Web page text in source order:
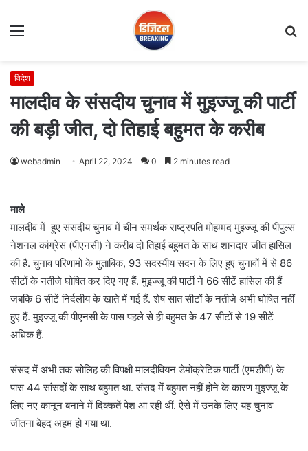
Menu
विदेश
मालदीव के संसदीय चुनाव में मुइज्जू की पार्टी
की बड़ी जीत, दो तिहाई बहुमत के करीब
webadmin April 22, 2024 0 2 minutes read
माले
मालदीव में हुए संसदीय चुनाव में चीन समर्थक राष्ट्रपति मोहम्मद मुइज्जू की पीपुल्स
नेशनल कांग्रेस (पीएनसी) ने करीब दो तिहाई बहुमत के साथ शानदार जीत हासिल
की है. चुनाव परिणामों के मुताबिक, 93 सदस्यीय सदन के लिए हुए चुनावों में से 86
सीटों के नतीजे घोषित कर दिए गए हैं. मुइज्जू की पार्टी ने 66 सीटें हासिल की हैं
जबकि 6 सीटें निर्दलीय के खाते में गई हैं. शेष सात सीटों के नतीजे अभी घोषित नहीं
हुए हैं. मुइज्जू की पीएनसी के पास पहले से ही बहुमत के 47 सीटों से 19 सीटें
अधिक हैं.
संसद में अभी तक सोलिह की विपक्षी मालदीवियन डेमोक्रेटिक पार्टी (एमडीपी) के
पास 44 सांसदों के साथ बहुमत था. संसद में बहुमत नहीं होने के कारण मुइज्जू के
लिए नए कानून बनाने में दिक्कतें पेश आ रही थीं. ऐसे में उनके लिए यह चुनाव
जीतना बेहद अहम हो गया था.